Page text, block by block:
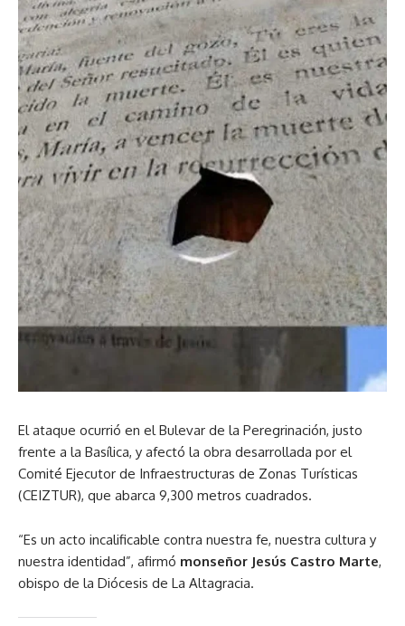
El ataque ocurrió en el Bulevar de la Peregrinación, justo
frente a la Basílica, y afectó la obra desarrollada por el
Comité Ejecutor de Infraestructuras de Zonas Turísticas
(CEIZTUR), que abarca 9,300 metros cuadrados.
“Es un acto incalificable contra nuestra fe, nuestra cultura y
nuestra identidad”, afirmó monseñor Jesús Castro Marte,
obispo de la Diócesis de La Altagracia.